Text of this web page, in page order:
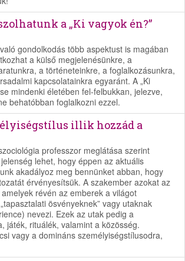
a „Ki vagyok én?”
gondolkodás több aspektust is magában
a külső megjelenésünkre, a
a történeteinkre, a foglalkozásunkra,
kapcsolatainkra egyaránt. A „Ki
mindenki életében fel-felbukkan, jelezve,
behatóbban foglalkozni ezzel.
illik hozzád a
professzor meglátása szerint
lehet, hogy éppen az aktuális
akadályoz meg bennünket abban, hogy
érvényesítsük. A szakember azokat az
révén az emberek a világot
ösvényeknek” vagy utaknak
nevezi. Ezek az utak pedig a
játék, rituálék, valamint a közösség.
vagy a domináns személyiségstílusodra,